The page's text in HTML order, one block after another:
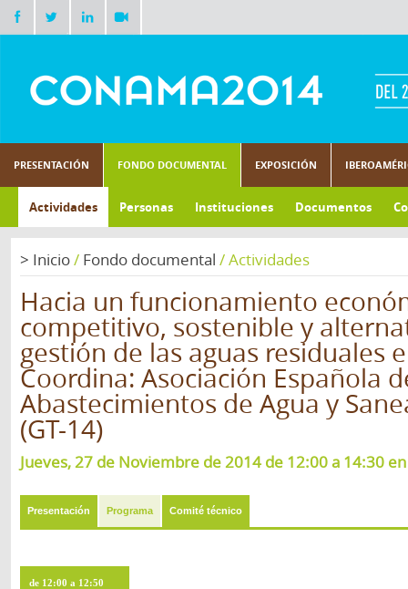
PRESENTACIÓN FONDO DOCUMENTAL EXPOSICIÓN
Actividades Personas Instituciones Documentos
> Inicio/ Fondo documental /Actividades
Hacia un funcionamiento
competitivo, sostenible y
gestión de las aguas residuales
Coordina: Asociación Española
Abastecimientos de Agua y
(GT-14)
Jueves, 27 de Noviembre de 2014 de 12:00 a 14:30 en
Presentación Programa Comité técnico
de 12:00 a 12:50